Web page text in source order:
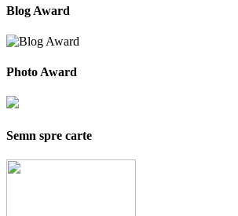
Blog Award
Photo Award
Semn spre carte